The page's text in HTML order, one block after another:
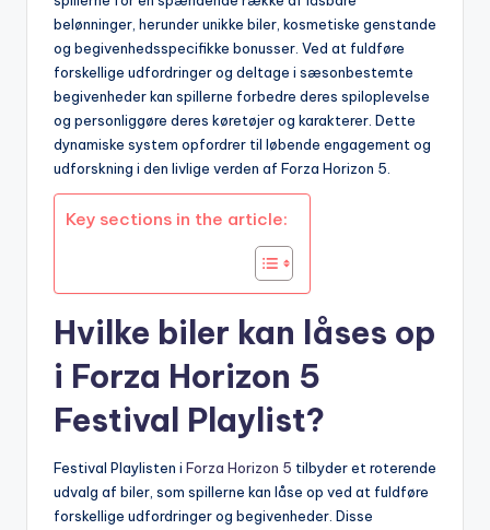
belønninger, herunder unikke biler, kosmetiske genstande
og begivenhedsspecifikke bonusser. Ved at fuldføre
forskellige udfordringer og deltage i sæsonbestemte
begivenheder kan spillerne forbedre deres spiloplevelse
og personliggøre deres køretøjer og karakterer. Dette
dynamiske system opfordrer til løbende engagement og
udforskning i den livlige verden af Forza Horizon 5.
Key sections in the article:
Hvilke biler kan låses op
i Forza Horizon 5
Festival Playlist?
Festival Playlisten i Forza Horizon 5 tilbyder et roterende
udvalg af biler, som spillerne kan låse op ved at fuldføre
forskellige udfordringer og begivenheder. Disse